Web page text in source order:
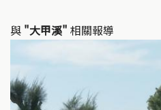
與 "大甲溪" 相關報導